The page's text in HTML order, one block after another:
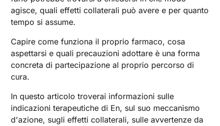
agisce, quali effetti collaterali può avere e per quanto
tempo si assume.
Capire come funziona il proprio farmaco, cosa
aspettarsi e quali precauzioni adottare è una forma
concreta di partecipazione al proprio percorso di
cura.
In questo articolo troverai informazioni sulle
indicazioni terapeutiche di En, sul suo meccanismo
d'azione, sugli effetti collaterali, sulle avvertenze da